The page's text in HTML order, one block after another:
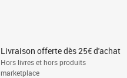
Livraison offerte dès 25€ d'achat
Hors livres et hors produits
marketplace